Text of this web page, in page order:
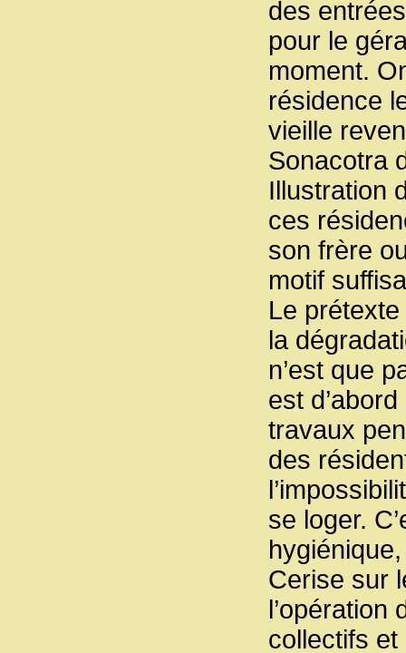
des
pour le
moment.
résidence
vieille
Sonacotra
Illustration
ces
son frère
motif
Le
la
n’est que
est
travaux
des
se loger.
Cerise sur
l’opération
collectifs